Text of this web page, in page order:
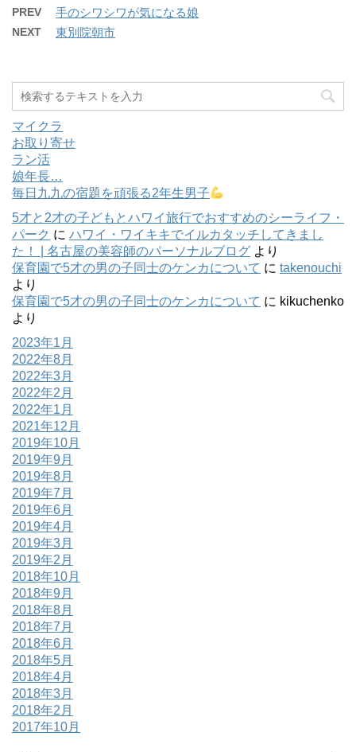
PREV 手のシワシワが気になる娘
NEXT 東別院朝市
マイクラ
お取り寄せ
ラン活
娘年長…
毎日九九の宿題を頑張る2年生男子
5才と2才の子どもとハワイ旅行でおすすめのシーライフ・
パーク に ハワイ・ワイキキでイルカタッチしてきまし
た！ | 名古屋の美容師のパーソナルブログ より
保育園で5才の男の子同士のケンカについて に takenouchi
より
保育園で5才の男の子同士のケンカについて に kikuchenko
より
2023年1月
2022年8月
2022年3月
2022年2月
2022年1月
2021年12月
2019年10月
2019年9月
2019年8月
2019年7月
2019年6月
2019年4月
2019年3月
2019年2月
2018年10月
2018年9月
2018年8月
2018年7月
2018年6月
2018年5月
2018年4月
2018年3月
2018年2月
2017年10月